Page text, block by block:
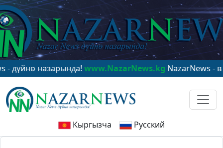
назарында!www.NazarNews.kgNazarNews - в
Кыргызча Русский